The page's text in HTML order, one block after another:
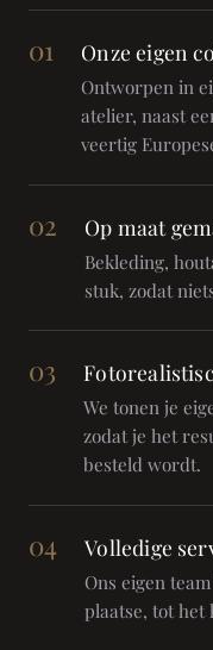
01 Onze eigen
Ontworpen in
atelier, naast
veertig
02 Op maat
Bekleding,
stuk, zodat
03
We tonen je
zodat je het
besteld wordt.
04 Volledige
Ons eigen
plaatse, tot het